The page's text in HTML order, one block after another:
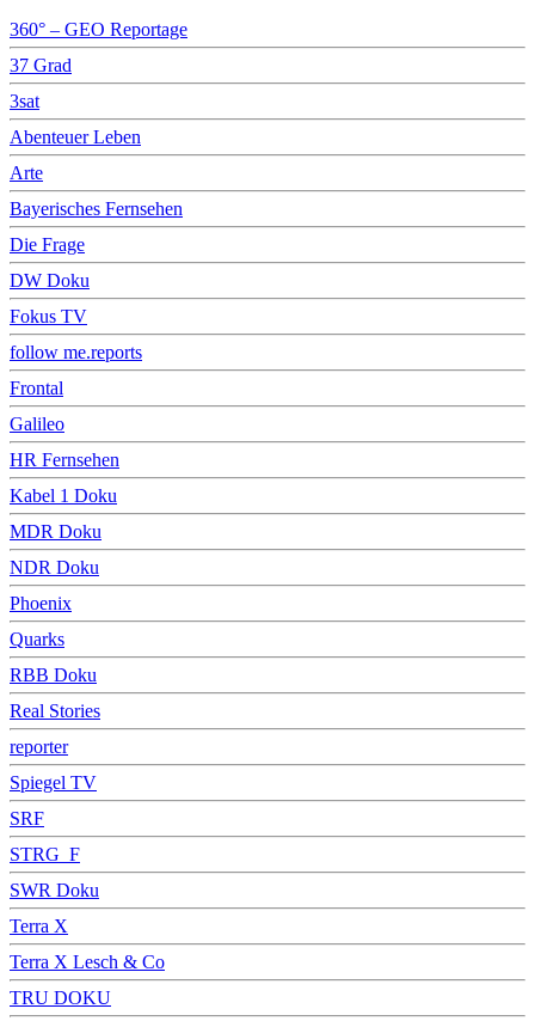
360° – GEO Reportage
37 Grad
3sat
Abenteuer Leben
Arte
Bayerisches Fernsehen
Die Frage
DW Doku
Fokus TV
follow me.reports
Frontal
Galileo
HR Fernsehen
Kabel 1 Doku
MDR Doku
NDR Doku
Phoenix
Quarks
RBB Doku
Real Stories
reporter
Spiegel TV
SRF
STRG_F
SWR Doku
Terra X
Terra X Lesch & Co
TRU DOKU